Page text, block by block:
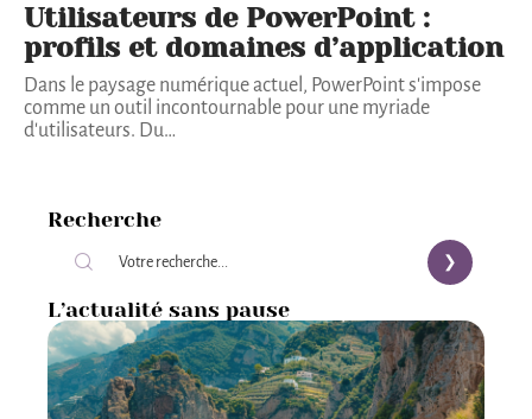
Utilisateurs de PowerPoint :
profils et domaines d’application
Dans le paysage numérique actuel, PowerPoint s'impose
comme un outil incontournable pour une myriade
d'utilisateurs. Du…
Recherche
L’actualité sans pause